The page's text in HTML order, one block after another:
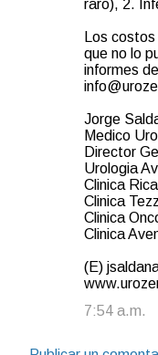
raro), 2.
Los
que no lo
informes
Jorge
Medico
Director
Urologia
Clinica
Clinica
Clinica
Clinica
(E)
7:54 a.m.